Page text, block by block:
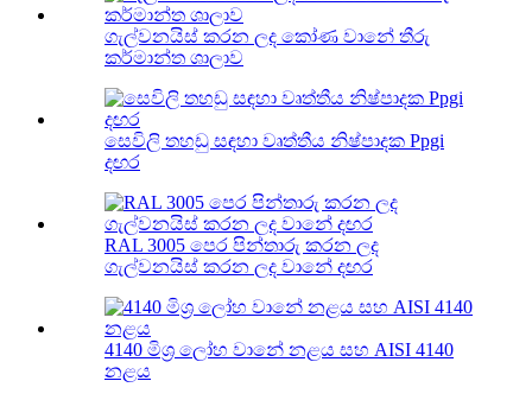
ගැල්වනයිස් කරන ලද කෝණ වානේ තීරු
කර්මාන්ත ශාලාව
සෙවිලි තහඩු සඳහා වෘත්තීය නිෂ්පාදක Ppgi
දඟර
RAL 3005 පෙර පින්තාරු කරන ලද
ගැල්වනයිස් කරන ලද වානේ දඟර
4140 මිශ්‍ර ලෝහ වානේ නළය සහ AISI 4140
නළය